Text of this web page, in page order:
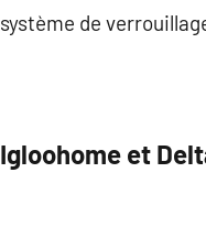
système de
Igloohome et